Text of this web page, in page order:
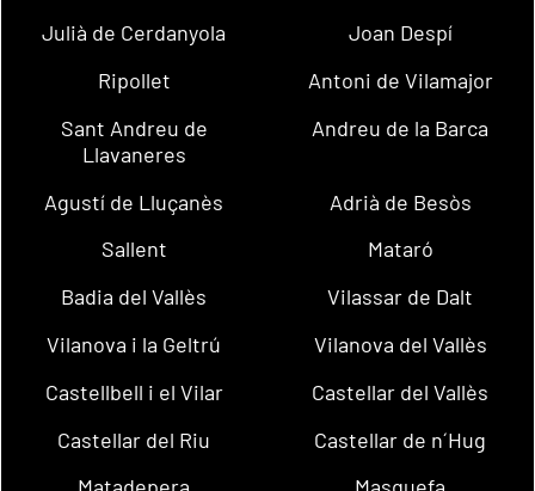
Julià de Cerdanyola
Joan Despí
Ripollet
Antoni de Vilamajor
Sant Andreu de
Llavaneres
Andreu de la Barca
Agustí de Lluçanès
Adrià de Besòs
Sallent
Mataró
Badia del Vallès
Vilassar de Dalt
Vilanova i la Geltrú
Vilanova del Vallès
Castellbell i el Vilar
Castellar del Vallès
Castellar del Riu
Castellar de n´Hug